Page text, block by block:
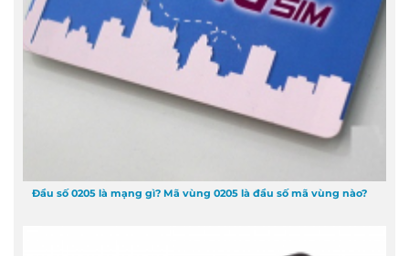
Đầu số 0205 là mạng gì? Mã vùng 0205 là đầu số mã vùng nào?